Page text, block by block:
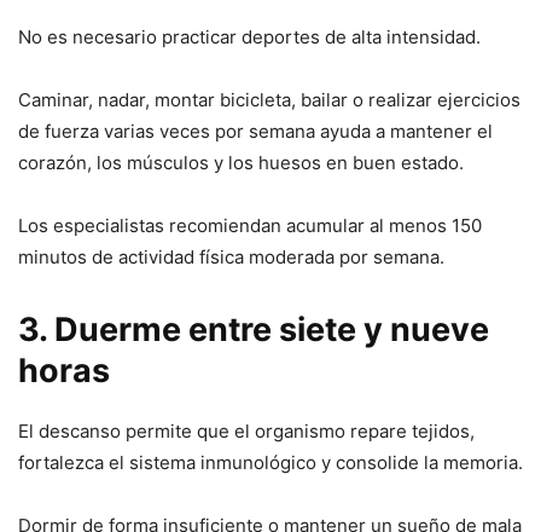
No es necesario practicar deportes de alta intensidad.
Caminar, nadar, montar bicicleta, bailar o realizar ejercicios
de fuerza varias veces por semana ayuda a mantener el
corazón, los músculos y los huesos en buen estado.
Los especialistas recomiendan acumular al menos 150
minutos de actividad física moderada por semana.
3. Duerme entre siete y nueve
horas
El descanso permite que el organismo repare tejidos,
fortalezca el sistema inmunológico y consolide la memoria.
Dormir de forma insuficiente o mantener un sueño de mala